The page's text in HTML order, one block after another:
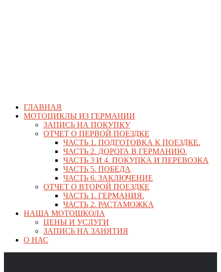
ГЛАВНАЯ
МОТОЦИКЛЫ ИЗ ГЕРМАНИИ
ЗАПИСЬ НА ПОКУПКУ
ОТЧЕТ О ПЕРВОЙ ПОЕЗДКЕ
ЧАСТЬ 1. ПОДГОТОВКА К ПОЕЗДКЕ.
ЧАСТЬ 2. ДОРОГА В ГЕРМАНИЮ.
ЧАСТЬ 3 И 4. ПОКУПКА И ПЕРЕВОЗКА
ЧАСТЬ 5. ПОБЕДА
ЧАСТЬ 6. ЗАКЛЮЧЕНИЕ
ОТЧЕТ О ВТОРОЙ ПОЕЗДКЕ
ЧАСТЬ 1. ГЕРМАНИЯ.
ЧАСТЬ 2. РАСТАМОЖКА
НАША МОТОШКОЛА
ЦЕНЫ И УСЛУГИ
ЗАПИСЬ НА ЗАНЯТИЯ
О НАС